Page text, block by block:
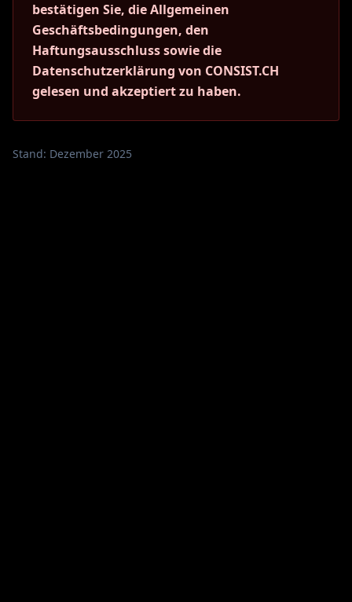
bestätigen Sie, die Allgemeinen
Geschäftsbedingungen, den
Haftungsausschluss sowie die
Datenschutzerklärung von CONSIST.CH
gelesen und akzeptiert zu haben.
Stand: Dezember 2025